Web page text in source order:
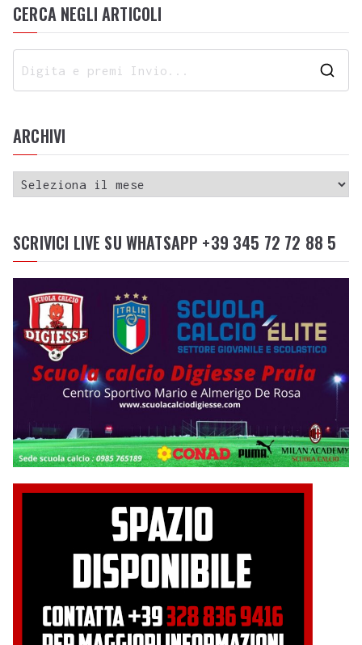
CERCA NEGLI ARTICOLI
ARCHIVI
SCRIVICI LIVE SU WHATSAPP +39 345 72 72 88 5